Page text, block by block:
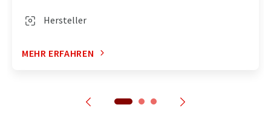
Hersteller
MEHR ERFAHREN